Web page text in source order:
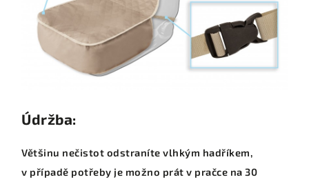
Údržba:
Většinu nečistot odstraníte vlhkým hadříkem,
v případě potřeby je možno prát v pračce na 30